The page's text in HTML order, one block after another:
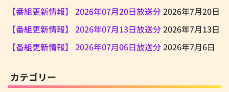
【番組更新情報】 2026年07月20日放送分2026年7月20日
【番組更新情報】 2026年07月13日放送分2026年7月13日
【番組更新情報】 2026年07月06日放送分2026年7月6日
カテゴリー